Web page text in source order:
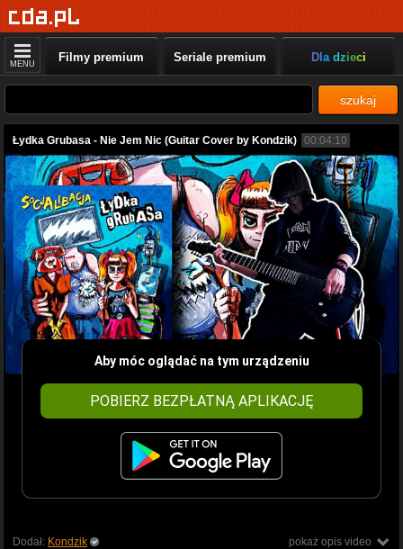
MENU Filmy premium Seriale premium Dla dzieci
szukaj
Łydka Grubasa - Nie Jem Nic (Guitar Cover by Kondzik) 00:04:10
Aby móc oglądać na tym urządzeniu
POBIERZ BEZPŁATNĄ APLIKACJĘ
pokaż opis video
Dodał: Kondzik